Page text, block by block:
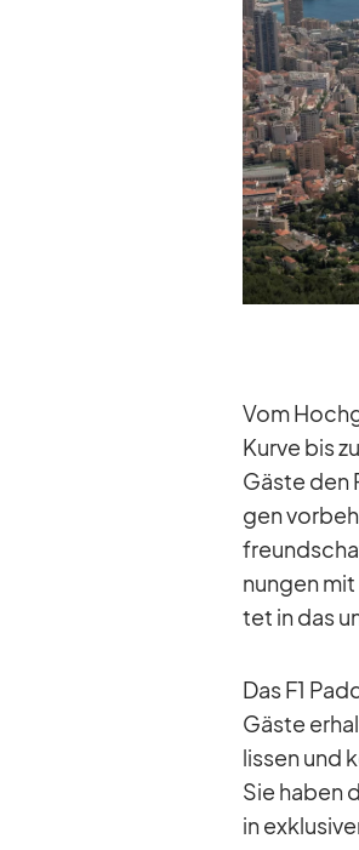
Vom
Kurve bis
Gäste den
gen
nun­gen
tet in das
Das F1
Gäste
lis­sen und
Sie ha­ben
in